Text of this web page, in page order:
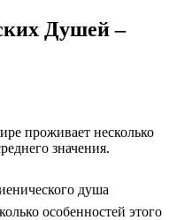
Душей –
проживает несколько
значения.
душа
особенностей этого